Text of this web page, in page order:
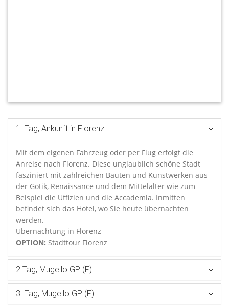
1. Tag, Ankunft in Florenz
Mit dem eigenen Fahrzeug oder per Flug erfolgt die
Anreise nach Florenz. Diese unglaublich schöne Stadt
fasziniert mit zahlreichen Bauten und Kunstwerken aus
der Gotik, Renaissance und dem Mittelalter wie zum
Beispiel die Uffizien und die Accademia. Inmitten
befindet sich das Hotel, wo Sie heute übernachten
werden.
Übernachtung in Florenz
OPTION: Stadttour Florenz
2.Tag, Mugello GP (F)
3. Tag, Mugello GP (F)